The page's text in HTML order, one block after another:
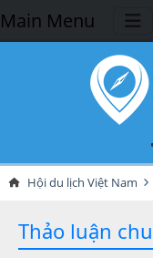
Main Menu
Hội du lịch Việt Nam
Thảo luận